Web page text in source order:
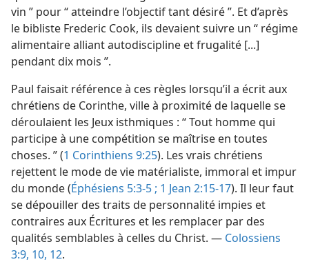
vin ” pour “ atteindre l’objectif tant désiré ”. Et d’après
le bibliste Frederic Cook, ils devaient suivre un “ régime
alimentaire alliant autodiscipline et frugalité [...]
pendant dix mois ”.
Paul faisait référence à ces règles lorsqu’il a écrit aux
chrétiens de Corinthe, ville à proximité de laquelle se
déroulaient les Jeux isthmiques : “ Tout homme qui
participe à une compétition se maîtrise en toutes
choses. ” (1 Corinthiens 9:25). Les vrais chrétiens
rejettent le mode de vie matérialiste, immoral et impur
du monde (Éphésiens 5:3-5 ; 1 Jean 2:15-17). Il leur faut
se dépouiller des traits de personnalité impies et
contraires aux Écritures et les remplacer par des
qualités semblables à celles du Christ. — Colossiens
3:9, 10, 12.